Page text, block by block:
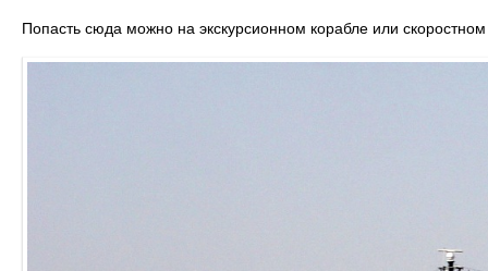
Попасть сюда можно на экскурсионном корабле или